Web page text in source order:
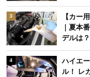
3
【カー
｜夏本
デルは
4
ハイエ
ル！ レ